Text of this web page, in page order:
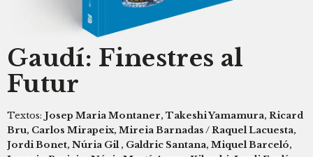
Gaudí: Finestres al
Futur
Textos: Josep Maria Montaner, Takeshi Yamamura, Ricard
Bru, Carlos Mirapeix, Mireia Barnadas / Raquel Lacuesta,
Jordi Bonet, Núria Gil , Galdric Santana, Miquel Barceló,